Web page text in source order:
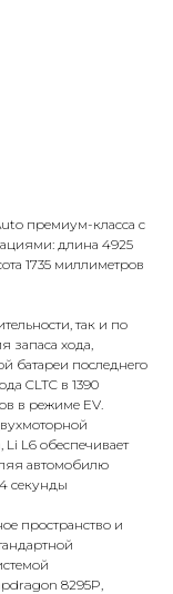
премиум-класса с
длина 4925
1735 миллиметров
так и по
запаса хода,
батареи последнего
CLTC в 1390
в режиме EV.
L6 обеспечивает
автомобилю
секунды
пространство и
8295P,